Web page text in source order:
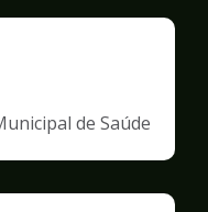
de Saúde